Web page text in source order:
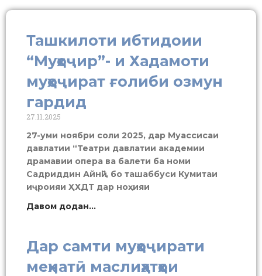
Ташкилоти ибтидоии
“Муҳоҷир”- и Хадамоти
муҳоҷират ғолиби озмун
гардид
27.11.2025
27-уми ноябри соли 2025, дар Муассисаи
давлатии “Театри давлатии академии
драмавии опера ва балети ба номи
Садриддин Айнӣ”, бо ташаббуси Кумитаи
иҷроияи ҲХДТ дар ноҳияи
Давом додан...
Дар самти муҳоҷирати
меҳнатӣ маслиҳатҳои